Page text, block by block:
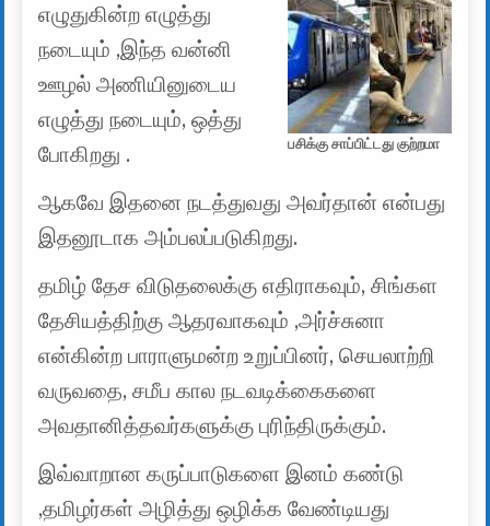
பசிக்கு சாப்பிட்டது குற்றமா
எழுதுகின்ற எழுத்து
நடையும் ,இந்த வன்னி
ஊழல் அணியினுடைய
எழுத்து நடையும், ஒத்து
போகிறது .
ஆகவே இதனை நடத்துவது அவர்தான் என்பது
இதனூடாக அம்பலப்படுகிறது.
தமிழ் தேச விடுதலைக்கு எதிராகவும், சிங்கள
தேசியத்திற்கு ஆதரவாகவும் ,அர்ச்சுனா
என்கின்ற பாராளுமன்ற உறுப்பினர், செயலாற்றி
வருவதை, சமீப கால நடவடிக்கைகளை
அவதானித்தவர்களுக்கு புரிந்திருக்கும்.
இவ்வாறான கருப்பாடுகளை இனம் கண்டு
,தமிழர்கள் அழித்து ஒழிக்க வேண்டியது